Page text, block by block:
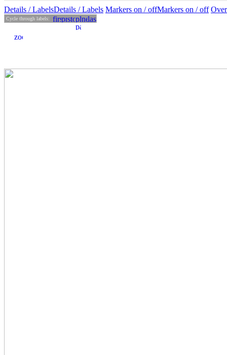
Details / LabelsDetails /Labels Markers on /offMarkers on / off
Cycle through labels: